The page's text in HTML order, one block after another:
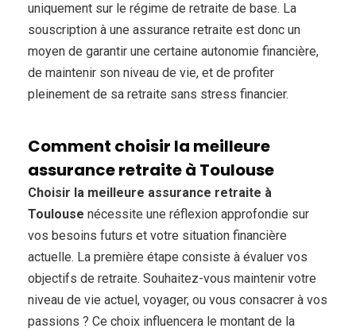
uniquement sur le régime de retraite de base. La
souscription à une assurance retraite est donc un
moyen de garantir une certaine autonomie financière,
de maintenir son niveau de vie, et de profiter
pleinement de sa retraite sans stress financier.
Comment choisir la meilleure
assurance retraite à Toulouse
Choisir la meilleure assurance retraite à
Toulouse nécessite une réflexion approfondie sur
vos besoins futurs et votre situation financière
actuelle. La première étape consiste à évaluer vos
objectifs de retraite. Souhaitez-vous maintenir votre
niveau de vie actuel, voyager, ou vous consacrer à vos
passions ? Ce choix influencera le montant de la